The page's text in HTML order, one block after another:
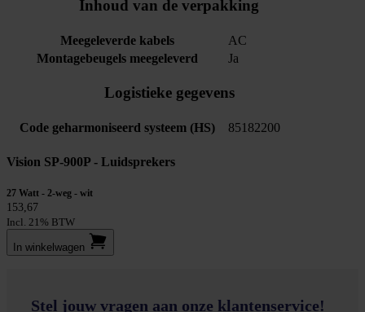
Inhoud van de verpakking
Meegeleverde kabels
AC
Montagebeugels meegeleverd
Ja
Logistieke gegevens
Code geharmoniseerd systeem (HS) 85182200
Vision SP-900P - Luidsprekers
27 Watt - 2-weg - wit
153,67
Incl. 21% BTW
In winkel­wagen
Stel jouw vragen aan onze klantenservice!